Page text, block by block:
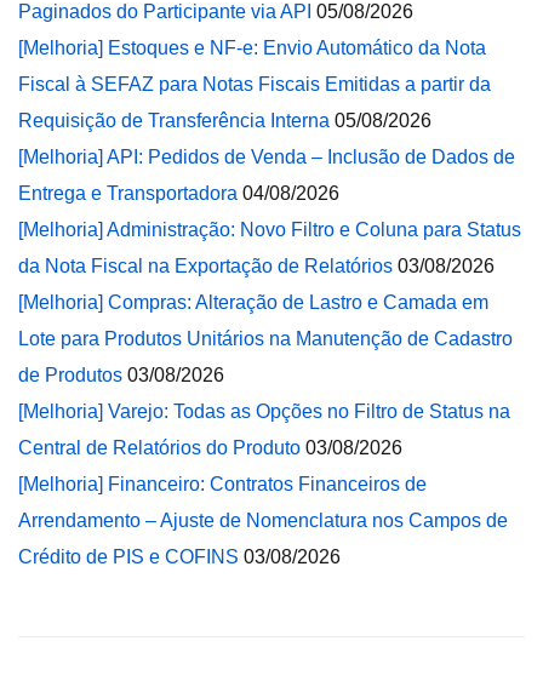
Paginados do Participante via API 05/08/2026
[Melhoria] Estoques e NF-e: Envio Automático da Nota
Fiscal à SEFAZ para Notas Fiscais Emitidas a partir da
Requisição de Transferência Interna 05/08/2026
[Melhoria] API: Pedidos de Venda – Inclusão de Dados de
Entrega e Transportadora 04/08/2026
[Melhoria] Administração: Novo Filtro e Coluna para Status
da Nota Fiscal na Exportação de Relatórios 03/08/2026
[Melhoria] Compras: Alteração de Lastro e Camada em
Lote para Produtos Unitários na Manutenção de Cadastro
de Produtos 03/08/2026
[Melhoria] Varejo: Todas as Opções no Filtro de Status na
Central de Relatórios do Produto 03/08/2026
[Melhoria] Financeiro: Contratos Financeiros de
Arrendamento – Ajuste de Nomenclatura nos Campos de
Crédito de PIS e COFINS 03/08/2026